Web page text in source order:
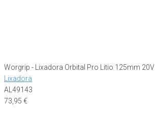
Worgrip - Lixadora Orbital Pro Litio 125mm 20V
Lixadora
AL49143
73,95 €